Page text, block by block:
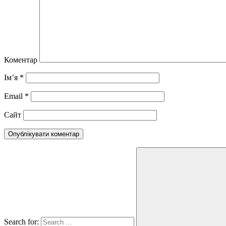
Коментар
Ім’я *
Email *
Сайт
Search for: